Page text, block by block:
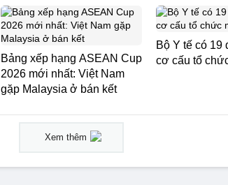
Bảng xếp hạng ASEAN Cup
2026 mới nhất: Việt Nam
gặp Malaysia ở bán kết
Bộ Y tế có 19
cơ cấu tổ
Xem thêm